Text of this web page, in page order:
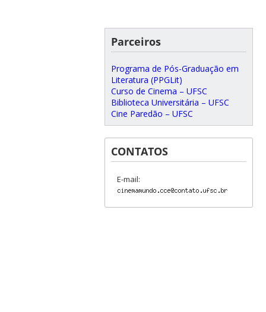
Parceiros
Programa de Pós-Graduação em
Literatura (PPGLit)
Curso de Cinema – UFSC
Biblioteca Universitária – UFSC
Cine Paredão – UFSC
CONTATOS
E-mail: